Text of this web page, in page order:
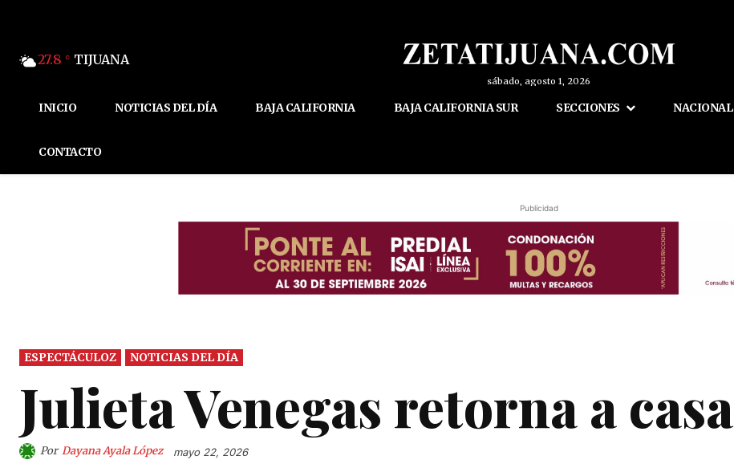
27.8 C TIJUANA
sábado, agosto 1, 2026
INICIO NOTICIAS DEL DÍA BAJA CALIFORNIA BAJA CALIFORNIA SUR SECCIONES NACIONAL
CONTACTO
Publicidad
ESPECTÁCULOZ NOTICIAS DEL DÍA
Julieta Venegas retorna a casa
Por Dayana Ayala López mayo 22, 2026